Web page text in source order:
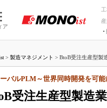
ア
つながる工場
つながるサー
AI×設
> 製造マネジメント > BtoB受注生産型製
受注生産型製造
バルPLM～世界同時開発を可能